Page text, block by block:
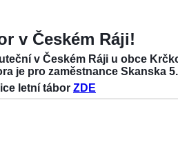
v Českém Ráji!
v Českém Ráji u obce
je pro zaměstnance Skanska
letní tábor ZDE